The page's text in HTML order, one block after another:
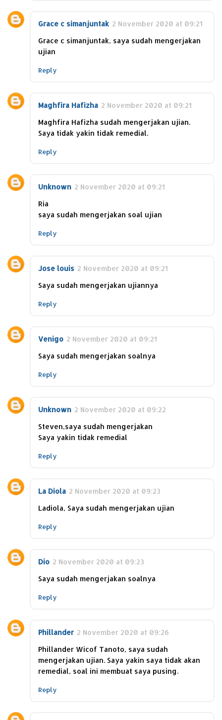
Grace c simanjuntak 2 November 2020 at 09:21
Grace c simanjuntak, saya sudah mengerjakan
ujian
Reply
Maghfira Hafizha 2 November 2020 at 09:21
Maghfira Hafizha sudah mengerjakan ujian.
Saya tidak yakin tidak remedial.
Reply
Unknown 2 November 2020 at 09:21
Ria
saya sudah mengerjakan soal ujian
Reply
Jose louis 2 November 2020 at 09:21
Saya sudah mengerjakan ujiannya
Reply
Venigo 2 November 2020 at 09:21
Saya sudah mengerjakan soalnya
Reply
Unknown 2 November 2020 at 09:22
Steven,saya sudah mengerjakan
Saya yakin tidak remedial
Reply
La Diola 2 November 2020 at 09:23
Ladiola, Saya sudah mengerjakan ujian
Reply
Dio 2 November 2020 at 09:23
Saya sudah mengerjakan soalnya
Reply
Phillander 2 November 2020 at 09:26
Phillander Wicof Tanoto, saya sudah
mengerjakan ujian. Saya yakin saya tidak akan
remedial, soal ini membuat saya pusing.
Reply